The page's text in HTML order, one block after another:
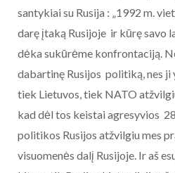
santykiai su Rusija : „1992 m.
darę įtaką Rusijoje ir kūrę savo
dėka sukūrėme konfrontaciją.
dabartinę Rusijos politiką, nes
tiek Lietuvos, tiek NATO
kad dėl tos keistai agresyvios
politikos Rusijos atžvilgiu mes
visuomenės dalį Rusijoje. Ir aš